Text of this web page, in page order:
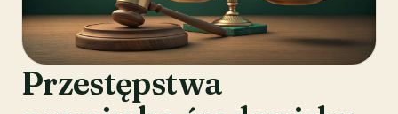
Przestępstwa